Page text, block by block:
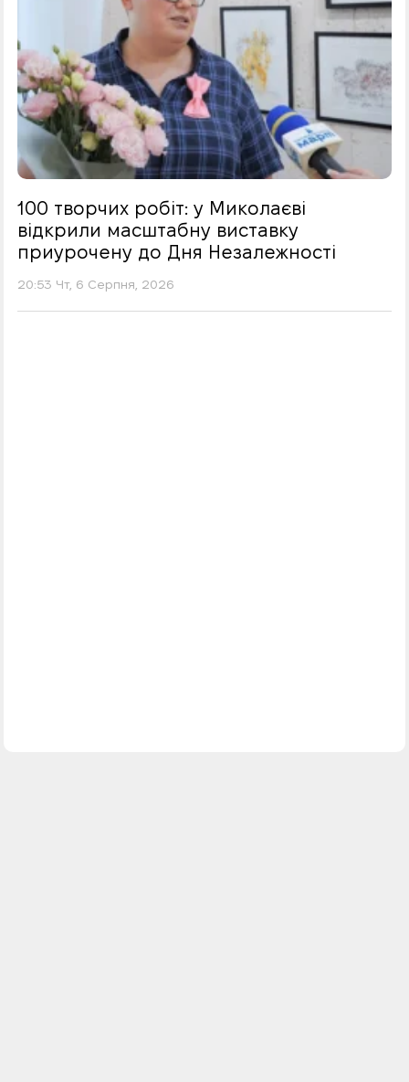
100 творчих робіт: у Миколаєві
відкрили масштабну виставку
приурочену до Дня Незалежності
20:53 Чт, 6 Серпня, 2026